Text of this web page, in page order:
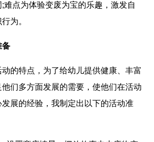
难点为体验变废为宝的乐趣，激发自
为。
备
特点，为了给幼儿提供健康、丰富
们多方面发展的需要，使他们在活动
展的经验，我制定出以下的活动准